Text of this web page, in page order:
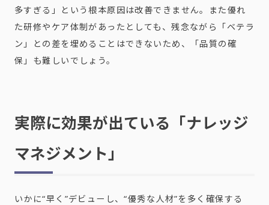
多すぎる」という根本原因は改善できません。また優れ
た研修やケア体制があったとしても、残念ながら「ベテラ
ン」との差を埋めることはできないため、「品質の確
保」も難しいでしょう。
実際に効果が出ている「ナレッジ
マネジメント」
いかに“早く”デビューし、“優秀な人材”を多く確保する